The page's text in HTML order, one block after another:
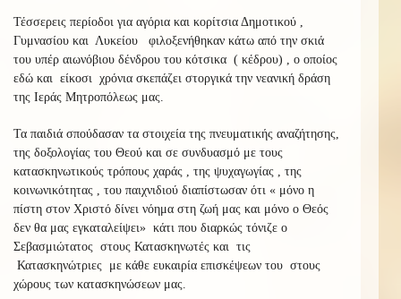
Τέσσερεις περίοδοι για αγόρια και κορίτσια Δημοτικού ,
Γυμνασίου και Λυκείου φιλοξενήθηκαν κάτω από την σκιά
του υπέρ αιωνόβιου δένδρου του κότσικα ( κέδρου) , ο οποίος
εδώ και είκοσι χρόνια σκεπάζει στοργικά την νεανική δράση
της Ιεράς Μητροπόλεως μας.
Τα παιδιά σπούδασαν τα στοιχεία της πνευματικής αναζήτησης,
της δοξολογίας του Θεού και σε συνδυασμό με τους
κατασκηνωτικούς τρόπους χαράς , της ψυχαγωγίας , της
κοινωνικότητας , του παιχνιδιού διαπίστωσαν ότι « μόνο η
πίστη στον Χριστό δίνει νόημα στη ζωή μας και μόνο ο Θεός
δεν θα μας εγκαταλείψει» κάτι που διαρκώς τόνιζε ο
Σεβασμιώτατος στους Κατασκηνωτές και τις
Κατασκηνώτριες με κάθε ευκαιρία επισκέψεων του στους
χώρους των κατασκηνώσεων μας.